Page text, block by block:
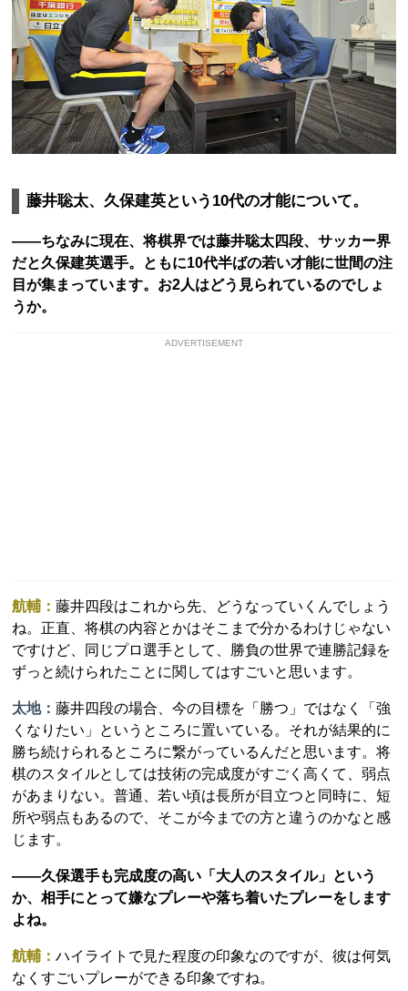
藤井聡太、久保建英という10代の才能について。
――ちなみに現在、将棋界では藤井聡太四段、サッカー界
だと久保建英選手。ともに10代半ばの若い才能に世間の注
目が集まっています。お2人はどう見られているのでしょ
うか。
ADVERTISEMENT
航輔： 藤井四段はこれから先、どうなっていくんでしょう
ね。正直、将棋の内容とかはそこまで分かるわけじゃない
ですけど、同じプロ選手として、勝負の世界で連勝記録を
ずっと続けられたことに関してはすごいと思います。
太地： 藤井四段の場合、今の目標を「勝つ」ではなく「強
くなりたい」というところに置いている。それが結果的に
勝ち続けられるところに繋がっているんだと思います。将
棋のスタイルとしては技術の完成度がすごく高くて、弱点
があまりない。普通、若い頃は長所が目立つと同時に、短
所や弱点もあるので、そこが今までの方と違うのかなと感
じます。
――久保選手も完成度の高い「大人のスタイル」という
か、相手にとって嫌なプレーや落ち着いたプレーをします
よね。
航輔： ハイライトで見た程度の印象なのですが、彼は何気
なくすごいプレーができる印象ですね。